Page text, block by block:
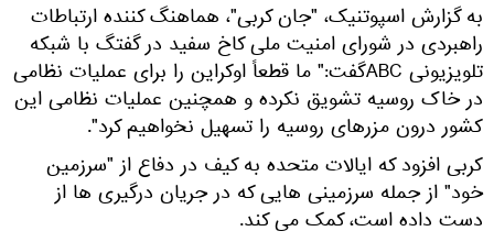
به گزارش اسپوتنیک، "جان کربی"، هماهنگ کننده ارتباطات
راهبردی در شورای امنیت ملی کاخ سفید در گفتگ با شبکه
تلویزیونی ABCگفت:" ما قطعاً اوکراین را برای عملیات نظامی
در خاک روسیه تشویق نکرده و همچنین عملیات نظامی این
کشور درون مزرهای روسیه را تسهیل نخواهیم کرد".
کربی افزود که ایالات متحده به کیف در دفاع از "سرزمین
خود" از جمله سرزمینی هایی که در جریان درگیری ها از
دست داده است، کمک می کند.